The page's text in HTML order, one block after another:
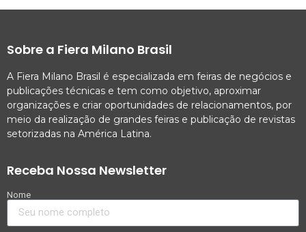
Sobre a Fiera Milano Brasil
A Fiera Milano Brasil é especializada em feiras de negócios e
publicações técnicas e tem como objetivo, aproximar
organizações e criar oportunidades de relacionamentos, por
meio da realização de grandes feiras e publicação de revistas
setorizadas na América Latina.
Receba Nossa Newsletter
Nome